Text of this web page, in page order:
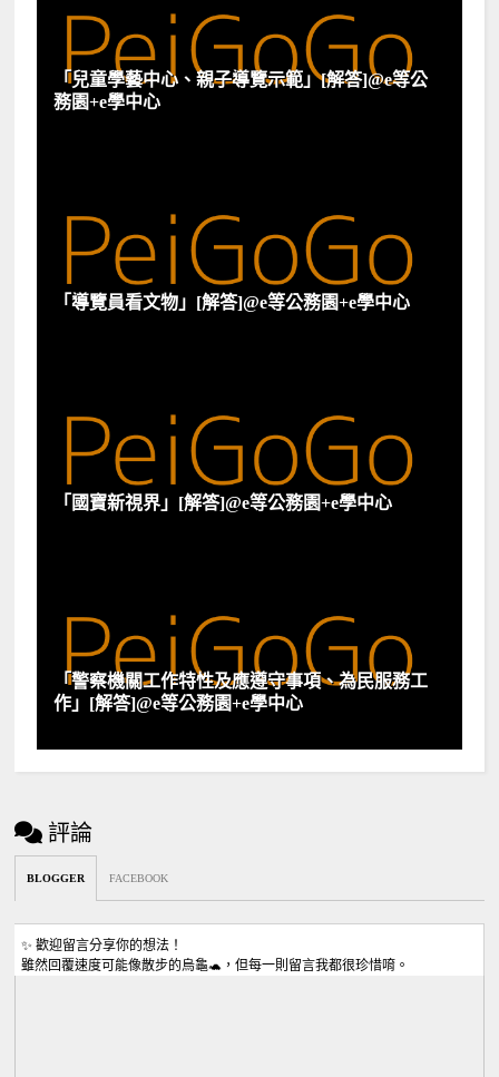
「兒童學藝中心、親子導覽示範」[解答]@e等公
務園+e學中心
「導覽員看文物」[解答]@e等公務園+e學中心
「國寶新視界」[解答]@e等公務園+e學中心
「警察機關工作特性及應遵守事項、為民服務工
作」[解答]@e等公務園+e學中心
評論
BLOGGER FACEBOOK
✨ 歡迎留言分享你的想法！
雖然回覆速度可能像散步的烏龜🐢，但每一則留言我都很珍惜唷。